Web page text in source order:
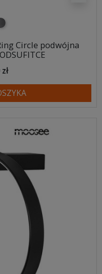
szczotkowany
szczotkowany
Circle podwójna